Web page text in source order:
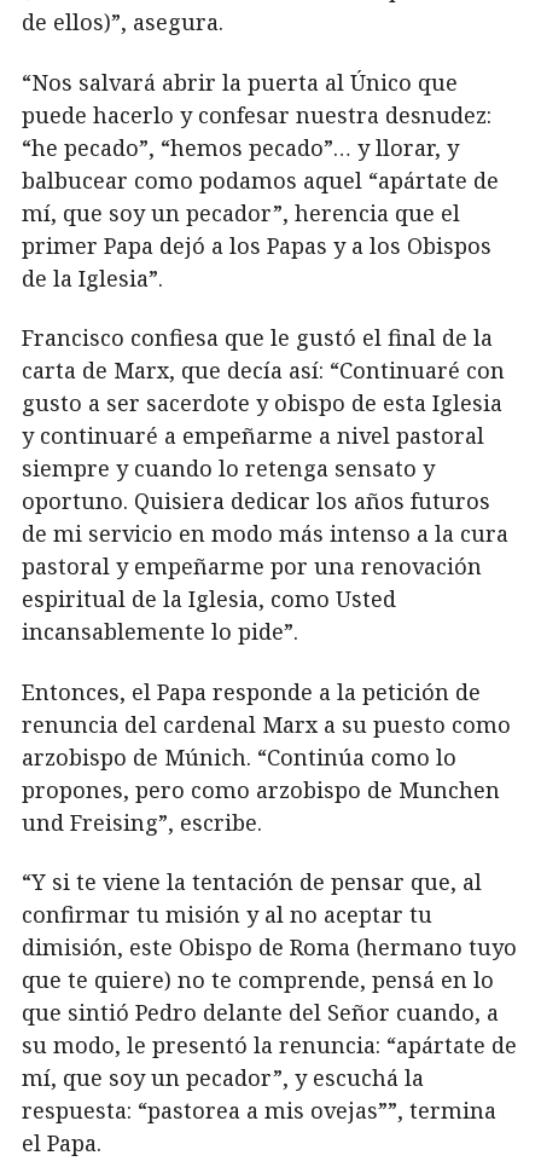
de ellos)”, asegura.
“Nos salvará abrir la puerta al Único que
puede hacerlo y confesar nuestra desnudez:
“he pecado”, “hemos pecado”… y llorar, y
balbucear como podamos aquel “apártate de
mí, que soy un pecador”, herencia que el
primer Papa dejó a los Papas y a los Obispos
de la Iglesia”.
Francisco confiesa que le gustó el final de la
carta de Marx, que decía así: “Continuaré con
gusto a ser sacerdote y obispo de esta Iglesia
y continuaré a empeñarme a nivel pastoral
siempre y cuando lo retenga sensato y
oportuno. Quisiera dedicar los años futuros
de mi servicio en modo más intenso a la cura
pastoral y empeñarme por una renovación
espiritual de la Iglesia, como Usted
incansablemente lo pide”.
Entonces, el Papa responde a la petición de
renuncia del cardenal Marx a su puesto como
arzobispo de Múnich. “Continúa como lo
propones, pero como arzobispo de Munchen
und Freising”, escribe.
“Y si te viene la tentación de pensar que, al
confirmar tu misión y al no aceptar tu
dimisión, este Obispo de Roma (hermano tuyo
que te quiere) no te comprende, pensá en lo
que sintió Pedro delante del Señor cuando, a
su modo, le presentó la renuncia: “apártate de
mí, que soy un pecador”, y escuchá la
respuesta: “pastorea a mis ovejas””, termina
el Papa.